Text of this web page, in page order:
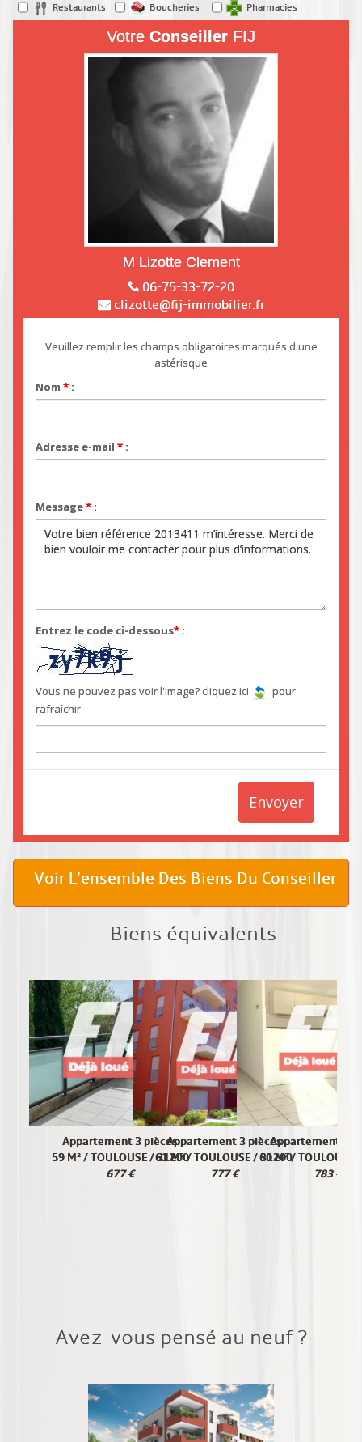
Restaurants
Boucheries Pharmacies
Votre Conseiller FIJ
M Lizotte Clement
06-75-33-72-20
clizotte@fij-immobilier.fr
Veuillez remplir les champs obligatoires marqués d'une
astérisque
Nom* :
Adresse e-mail* :
Message* :
Entrez le code ci-dessous* :
Vous ne pouvez pas voir l'image? cliquez ici
pour
rafraîchir
Envoyer
Voir L’ensemble Des Biens Du Conseiller
Biens équivalents
Appartement 3 pièces
59 M² / TOULOUSE / 31200
677 €
Appartement 3 pièces
61 M² / TOULOUSE / 31200
777 €
Appartement 3
60 M² / TOULOUSE
783 €
Avez-vous pensé au neuf ?